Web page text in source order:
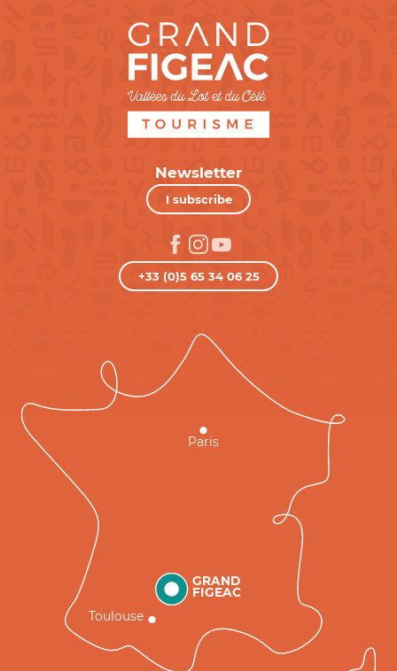
Newsletter
I subscribe
+33 (0)5 65 34 06 25
GRAND
FIGEAC
Toulouse
Paris